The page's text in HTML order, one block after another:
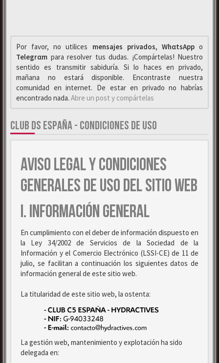
Por favor, no utilices mensajes privados, WhαtsAppo
Telegrαm para resolver tus dudas. ¡Compártelas! Nuestro
sentido es transmitir sabiduría. Si lo haces en privado,
mañana no estará disponible. Encontraste nuestra
comunidad en internet. De estar en privado no habrías
encontrado nada. Abre un post y compártelas
CLUB DS ESPAÑA - CONDICIONES DE USO
AVISO LEGAL Y CONDICIONES
GENERALES DE USO DEL SITIO WEB
I. INFORMACIÓN GENERAL
En cumplimiento con el deber de información dispuesto en
la Ley 34/2002 de Servicios de la Sociedad de la
Información y el Comercio Electrónico (LSSI-CE) de 11 de
julio, se facilitan a continuación los siguientes datos de
información general de este sitio web.
La titularidad de este sitio web, la ostenta:
La gestión web, mantenimiento y explotación ha sido
delegada en: